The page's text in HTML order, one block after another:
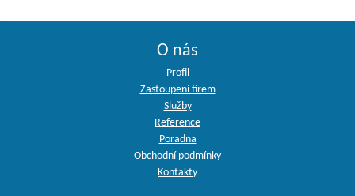
O nás
Profil
Zastoupení firem
Služby
Reference
Poradna
Obchodní podmínky
Kontakty